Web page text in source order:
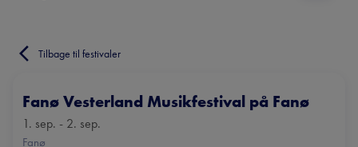
Tilbage til festivaler
Fanø Vesterland Musikfestival på Fanø
1. sep. - 2. sep.
Fanø